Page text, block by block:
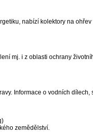
nabízí kolektory na
mj. i z oblasti ochrany
Informace o vodních
zemědělství.